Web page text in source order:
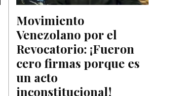
Movimiento
Venezolano por el
Revocatorio: ¡Fueron
cero firmas porque es
un acto
inconstitucional!